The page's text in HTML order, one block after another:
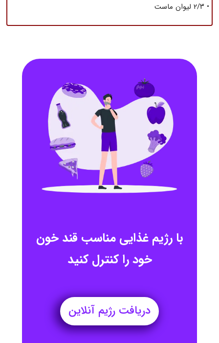
• ۲/۳ لیوان ماست
با رژیم غذایی مناسب قند خون
خود را کنترل کنید
دریافت رژیم آنلاین